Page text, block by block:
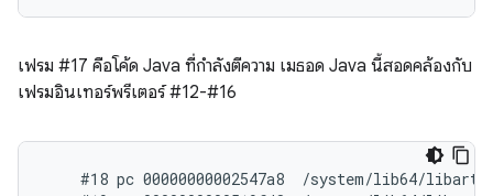
เฟรม #17 คือโค้ด Java ที่กำลังตีความ เมธอด Java นี้สอดคล้องกับ
เฟรมอินเทอร์พรีเตอร์ #12-#16
#18 pc 00000000002547a8  /system/lib64/